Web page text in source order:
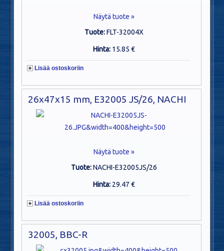
Näytä tuote »
Tuote:FLT-32004X
Hinta: 15.85 €
Lisää ostoskoriin
26x47x15 mm, E32005 JS/26, NACHI
Näytä tuote »
Tuote:NACHI-E32005JS/26
Hinta: 29.47 €
Lisää ostoskoriin
32005, BBC-R